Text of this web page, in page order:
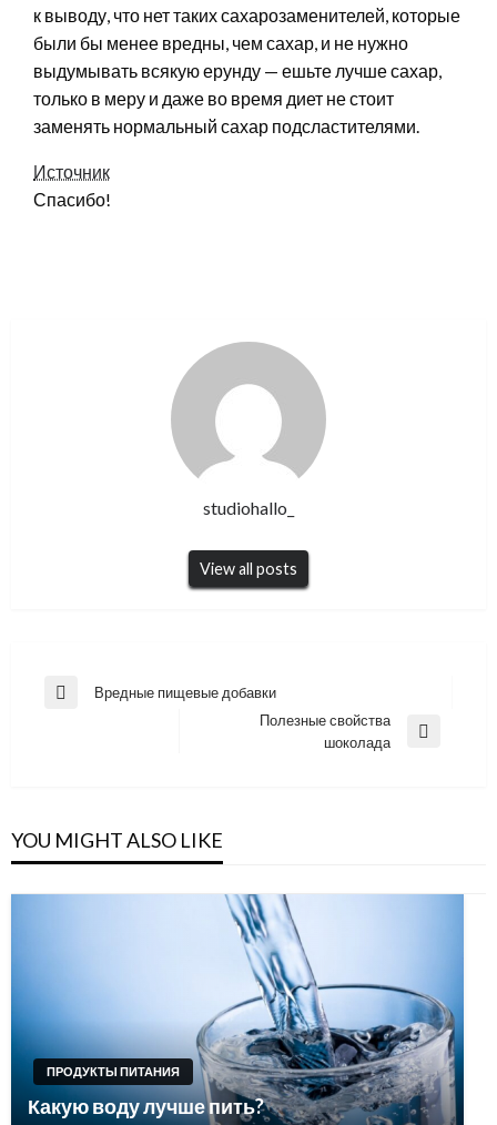
к выводу, что нет таких сахарозаменителей, которые
были бы менее вредны, чем сахар, и не нужно
выдумывать всякую ерунду — ешьте лучше сахар,
только в меру и даже во время диет не стоит
заменять нормальный сахар подсластителями.
Источник
Спасибо!
studiohallo_
View all posts
Навигация
Previous
Вредные пищевые добавки
Полезные свойства
шоколада
YOU MIGHT ALSO LIKE
ПРОДУКТЫ ПИТАНИЯ
Какую воду лучше пить?